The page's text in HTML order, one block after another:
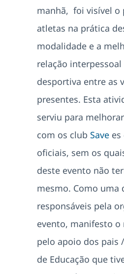
manhã, foi visível o
atletas na prática
modalidade e a
relação interpessoal
desportiva entre as
presentes. Esta
serviu para
com os club Save
oficiais, sem os
deste evento não
mesmo. Como uma
responsáveis pela
evento, manifesto o
pelo apoio dos pais
de Educação que